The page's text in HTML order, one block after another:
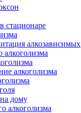
стационаре
алкозависимых
алкоголизма
алкоголизма
дому
алкоголизма